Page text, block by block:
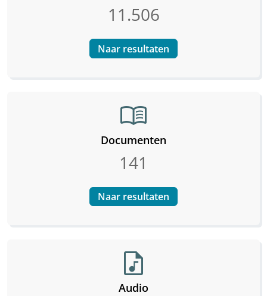
11.506
Naar resultaten
menu_book
Documenten
141
Naar resultaten
audio_file
Audio